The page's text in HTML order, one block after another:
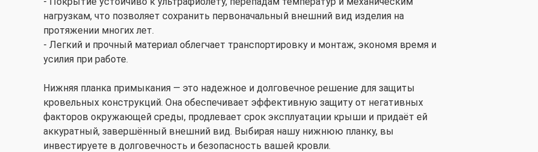
нагрузкам, что позволяет сохранить первоначальный внешний вид изделия на
протяжении многих лет.
- Легкий и прочный материал облегчает транспортировку и монтаж, экономя время и
усилия при работе.
Нижняя планка примыкания — это надежное и долговечное решение для защиты
кровельных конструкций. Она обеспечивает эффективную защиту от негативных
факторов окружающей среды, продлевает срок эксплуатации крыши и придаёт ей
аккуратный, завершённый внешний вид. Выбирая нашу нижнюю планку, вы
инвестируете в долговечность и безопасность вашей кровли.